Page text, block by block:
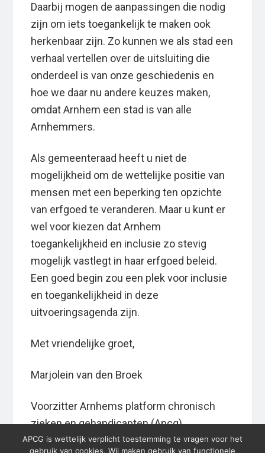
Daarbij mogen de aanpassingen die nodig
zijn om iets toegankelijk te maken ook
herkenbaar zijn. Zo kunnen we als stad een
verhaal vertellen over de uitsluiting die
onderdeel is van onze geschiedenis en
hoe we daar nu andere keuzes maken,
omdat Arnhem een stad is van alle
Arnhemmers.
Als gemeenteraad heeft u niet de
mogelijkheid om de wettelijke positie van
mensen met een beperking ten opzichte
van erfgoed te veranderen. Maar u kunt er
wel voor kiezen dat Arnhem
toegankelijkheid en inclusie zo stevig
mogelijk vastlegt in haar erfgoed beleid.
Een goed begin zou een plek voor inclusie
en toegankelijkheid in deze
uitvoeringsagenda zijn.
Met vriendelijke groet,
Marjolein van den Broek
Voorzitter Arnhems platform chronisch
zieken en gehandicapten (Apcg)
APCG is wettelijk verplicht toestemming te vragen voor het
gebruik van cookies. Wij maken gebruik van functionele